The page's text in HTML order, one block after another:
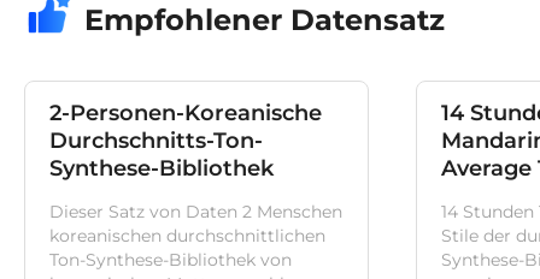
Empfohlener Datensatz
2-Personen-Koreanische
Durchschnitts-Ton-
Synthese-Bibliothek
Dieser Satz von Daten 2 Menschen
koreanischen durchschnittlichen
Ton-Synthese-Bibliothek von
14
Average
14
Stile der
Synthese-